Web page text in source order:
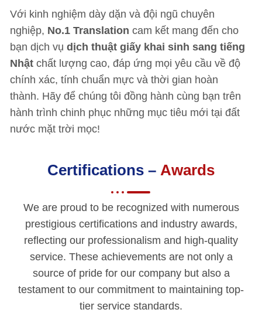
Với kinh nghiệm dày dặn và đội ngũ chuyên
nghiệp, No.1 Translation cam kết mang đến cho
bạn dịch vụ dịch thuật giấy khai sinh sang tiếng
Nhật chất lượng cao, đáp ứng mọi yêu cầu về độ
chính xác, tính chuẩn mực và thời gian hoàn
thành. Hãy để chúng tôi đồng hành cùng bạn trên
hành trình chinh phục những mục tiêu mới tại đất
nước mặt trời mọc!
Certifications – Awards
We are proud to be recognized with numerous
prestigious certifications and industry awards,
reflecting our professionalism and high-quality
service. These achievements are not only a
source of pride for our company but also a
testament to our commitment to maintaining top-
tier service standards.